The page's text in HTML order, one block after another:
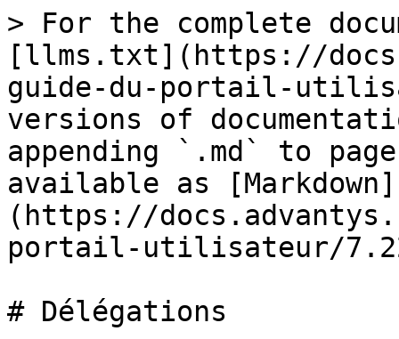
> For the complete
[llms.txt](https://
guide-du-portail-
versions of
appending `.md` to
available as [Markdown]
(https://
portail-utilisateur/
# Délégations